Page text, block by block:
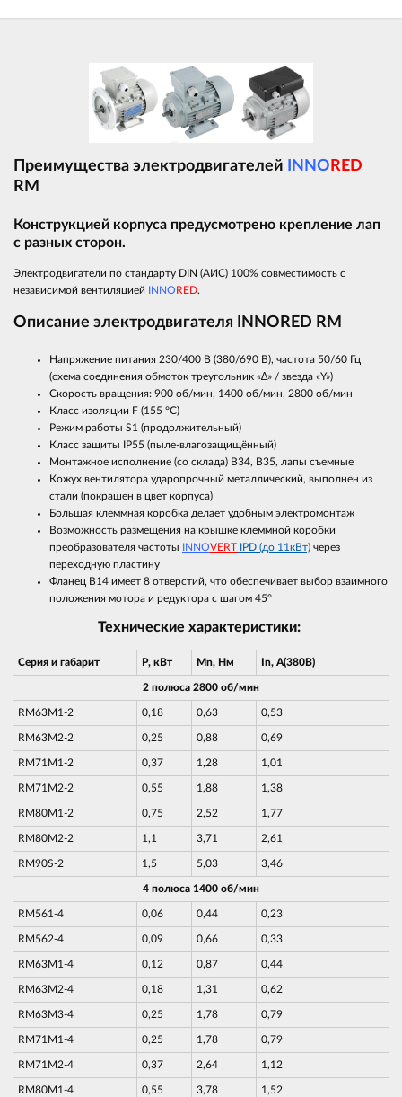
Преимущества электродвигателей INNO RED
RM
Конструкцией корпуса предусмотрено крепление лап
с разных сторон.
Электродвигатели по стандарту DIN (АИС) 100% совместимость с
независимой вентиляцией
INNO RED.
Описание электродвигателя INNORED RM
Напряжение питания 230/400 В (380/690 В), частота 50/60 Гц
(схема соединения обмоток треугольник «∆» / звезда «Y»)
Скорость вращения: 900 об/мин, 1400 об/мин, 2800 об/мин
Класс изоляции F (155 °С)
Режим работы S1 (продолжительный)
Класс защиты IP55 (пыле-влагозащищённый)
Монтажное исполнение (со склада) В34, В35, лапы съемные
Кожух вентилятора ударопрочный металлический, выполнен из
стали (покрашен в цвет корпуса)
Большая клеммная коробка делает удобным электромонтаж
Возможность размещения на крышке клеммной коробки
преобразователя частоты
INNOVERT IPD (до 11кВт) через
переходную пластину
Фланец В14 имеет 8 отверстий, что обеспечивает выбор взаимного
положения мотора и редуктора с шагом 45°
Технические характеристики:
Серия и габарит P, кВт Mn, Нм In, A(380В)
2 полюса 2800 об/мин
RM63M1-2 0,18 0,63 0,53
RM63M2-2 0,25 0,88 0,69
RM71M1-2 0,37 1,28 1,01
RM71M2-2 0,55 1,88 1,38
RM80M1-2 0,75 2,52 1,77
RM80M2-2 1,1 3,71 2,61
RM90S-2 1,5 5,03 3,46
4 полюса 1400 об/мин
RM561-4 0,06 0,44 0,23
RM562-4 0,09 0,66 0,33
RM63M1-4 0,12 0,87 0,44
RM63M2-4 0,18 1,31 0,62
RM63M3-4 0,25 1,78 0,79
RM71M1-4 0,25 1,78 0,79
RM71M2-4 0,37 2,64 1,12
RM80M1-4 0,55 3,78 1,52